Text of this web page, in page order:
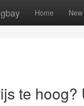
Home New
te hoog?